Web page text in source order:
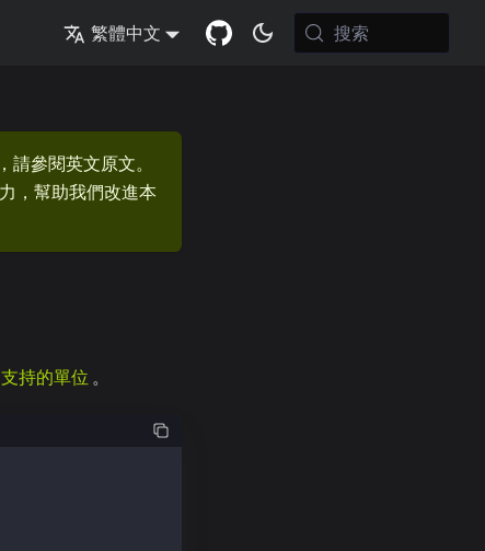
繁體中文 搜索
參閱英文原文。
，幫助我們改進本
支持的單位 。